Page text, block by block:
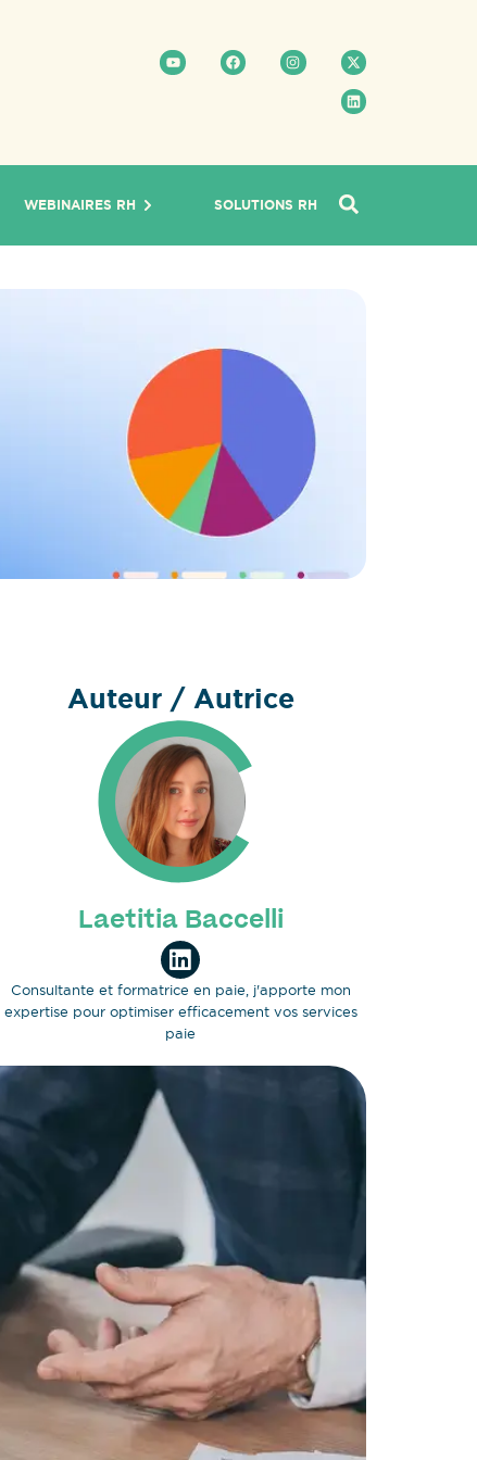
WEBINAIRES RH SOLUTIONS RH
Auteur / Autrice
Laetitia Baccelli
Consultante et formatrice en paie, j'apporte mon
expertise pour optimiser efficacement vos services
paie